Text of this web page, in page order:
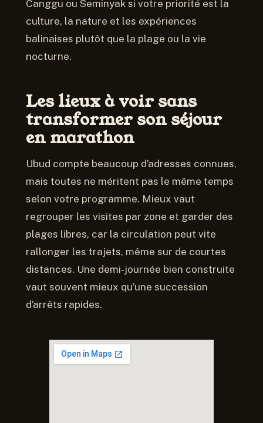
Canggu ou Seminyak si votre priorité est la
culture, la nature et les expériences
balinaises plutôt que la plage ou la vie
nocturne.
Les lieux à voir sans
transformer son séjour
en marathon
Ubud compte beaucoup d’adresses connues,
mais toutes ne méritent pas le même temps
selon votre programme. Mieux vaut
regrouper les visites par zone et garder des
plages libres, car la circulation peut vite
rallonger les trajets, même sur de courtes
distances. Une demi-journée bien construite
vaut souvent mieux qu’une succession
d’arrêts rapides.